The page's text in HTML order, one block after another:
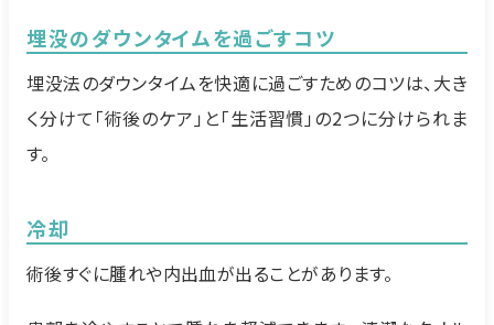
埋没のダウンタイムを過ごすコツ
埋没法のダウンタイムを快適に過ごすためのコツは、大き
く分けて「術後のケア」と「生活習慣」の2つに分けられま
す。
冷却
術後すぐに腫れや内出血が出ることがあります。